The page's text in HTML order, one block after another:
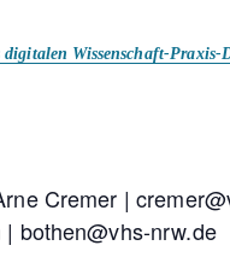
Wissenschaft-Praxis-
Cremer |
bothen@vhs-nrw.de